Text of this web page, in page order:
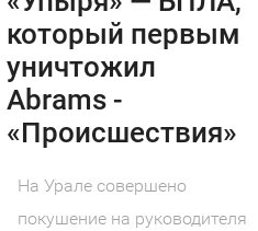
который первым
уничтожил
Abrams -
«Происшествия»
На Урале совершено
покушение на руководителя